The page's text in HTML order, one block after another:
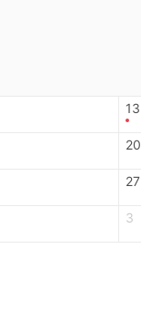
13
20
27
3